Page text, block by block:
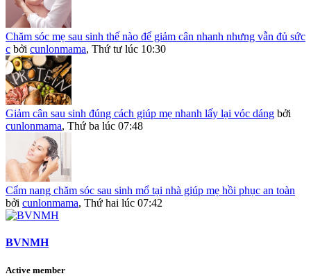
Chăm sóc mẹ sau sinh thế nào để giảm cân nhanh nhưng vẫn đủ sức
c bởi cunlonmama, Thứ tư lúc 10:30
Giảm cân sau sinh đúng cách giúp mẹ nhanh lấy lại vóc dáng bởi
cunlonmama, Thứ ba lúc 07:48
Cẩm nang chăm sóc sau sinh mổ tại nhà giúp mẹ hồi phục an toàn
bởi cunlonmama, Thứ hai lúc 07:42
BVNMH
Active member